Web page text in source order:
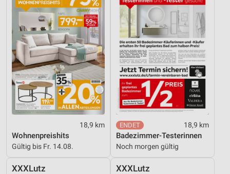
18,9 km
Wohnenpreishits
Gültig bis Fr. 14.08.
18,9 km
Badezimmer-Testerinnen
Noch morgen gültig
XXXLutz XXXLutz
Geräte anhand von aktiv angeforderten
Informationen identifizieren
Nicht-IAB-Verarbeitungszwecke:
Notwendig
Performance
Funktional
Werbung